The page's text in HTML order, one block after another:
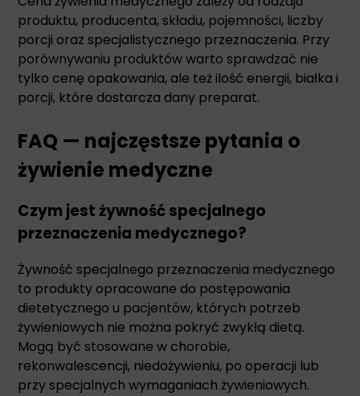
produktu, producenta, składu, pojemności, liczby
porcji oraz specjalistycznego przeznaczenia. Przy
porównywaniu produktów warto sprawdzać nie
tylko cenę opakowania, ale też ilość energii, białka i
porcji, które dostarcza dany preparat.
FAQ — najczęstsze pytania o
żywienie medyczne
Czym jest żywność specjalnego
przeznaczenia medycznego?
Żywność specjalnego przeznaczenia medycznego
to produkty opracowane do postępowania
dietetycznego u pacjentów, których potrzeb
żywieniowych nie można pokryć zwykłą dietą.
Mogą być stosowane w chorobie,
rekonwalescencji, niedożywieniu, po operacji lub
przy specjalnych wymaganiach żywieniowych.